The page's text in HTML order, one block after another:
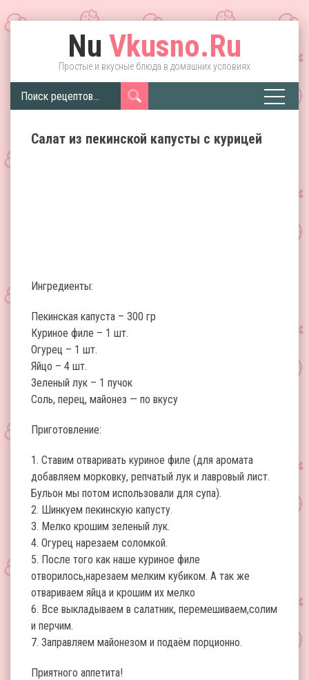
Nu Vkusno.Ru
Простые и вкусные блюда в домашних условиях
Салат из пекинской капусты с курицей
Ингредиенты:
Пекинская капуста – 300 гр
Куриное филе – 1 шт.
Огурец – 1 шт.
Яйцо – 4 шт.
Зеленый лук – 1 пучок
Соль, перец, майонез — по вкусу
Приготовление:
1. Ставим отваривать куриное филе (для аромата
добавляем морковку, репчатый лук и лавровый лист.
Бульон мы потом использовали для супа).
2. Шинкуем пекинскую капусту.
3. Мелко крошим зеленый лук.
4. Огурец нарезаем соломкой.
5. После того как наше куриное филе
отворилось,нарезаем мелким кубиком. А так же
отвариваем яйца и крошим их мелко
6. Все выкладываем в салатник, перемешиваем,солим
и перчим.
7. Заправляем майонезом и подаём порционно.
Приятного аппетита!